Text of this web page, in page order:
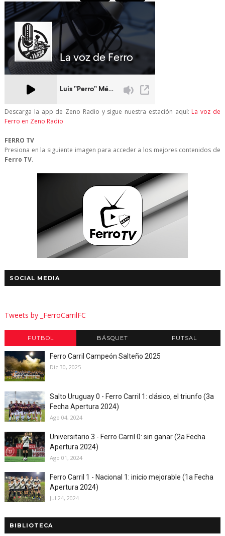
Descarga la app de Zeno Radio y sigue nuestra estación aquí: La voz de
Ferro en Zeno Radio
FERRO TV
Presiona en la siguiente imagen para acceder a los mejores contenidos de
Ferro TV.
SOCIAL MEDIA
Tweets by _FerroCarrilFC
FUTBOL BÁSQUET FUTSAL
Ferro Carril Campeón Salteño 2025
Dic 30, 2025
Salto Uruguay 0 - Ferro Carril 1: clásico, el triunfo (3a
Fecha Apertura 2024)
Ago 04, 2024
Universitario 3 - Ferro Carril 0: sin ganar (2a Fecha
Apertura 2024)
Ago 01, 2024
Ferro Carril 1 - Nacional 1: inicio mejorable (1a Fecha
Apertura 2024)
Jul 24, 2024
BIBLIOTECA